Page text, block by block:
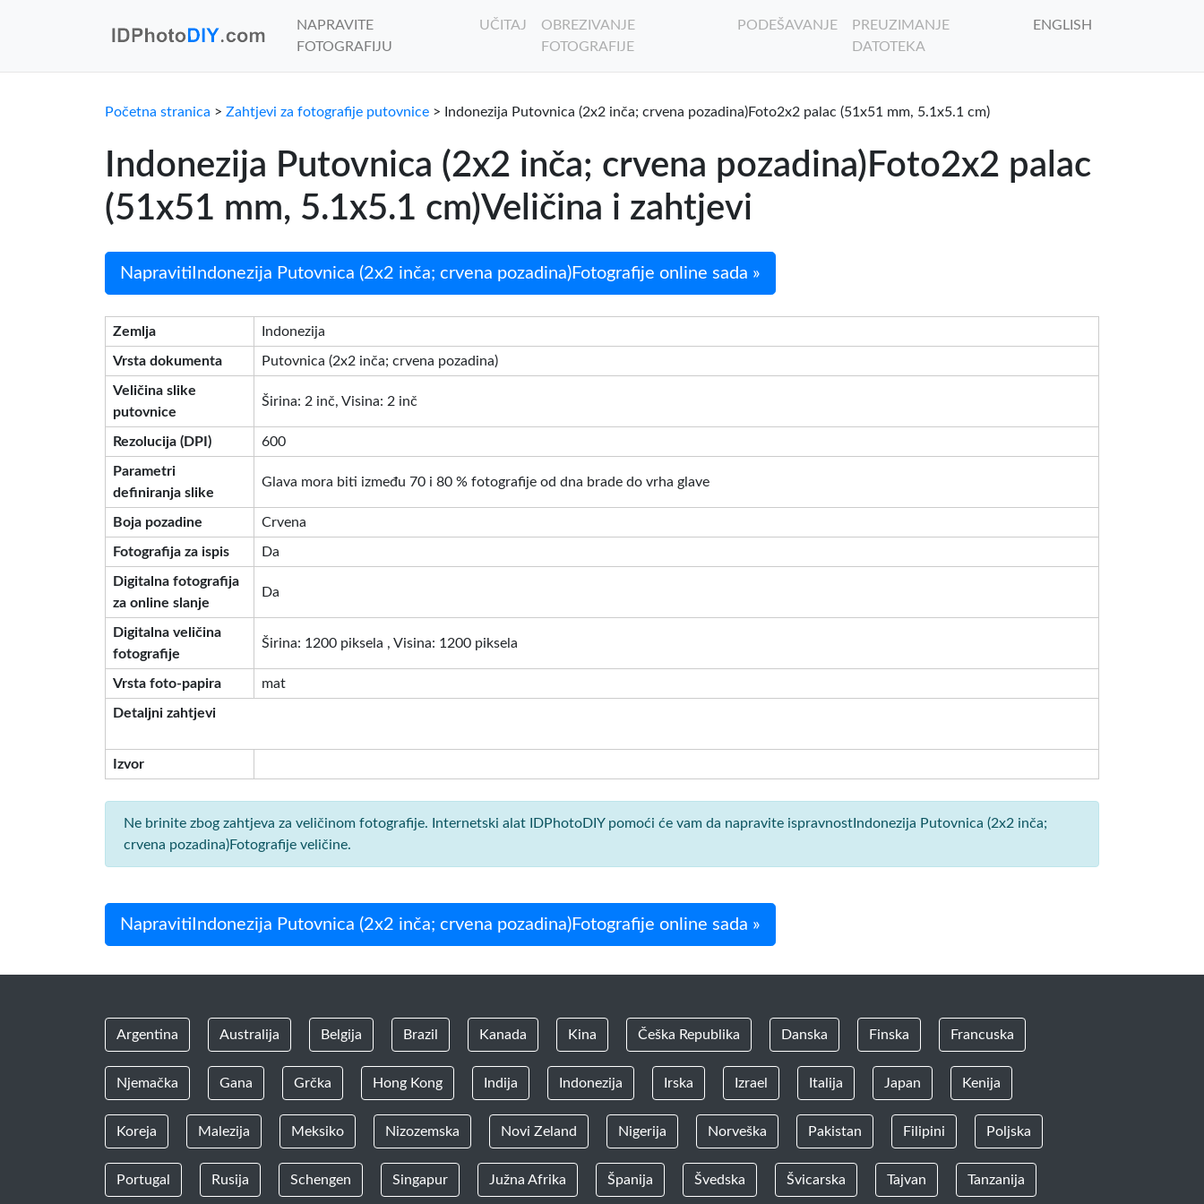
NAPRAVITE
FOTOGRAFIJU
UČITAJ
OBREZIVANJE
FOTOGRAFIJE
PODEŠAVANJE
PREUZIMANJE
DATOTEKA
ENGLISH
Početna stranica > Zahtjevi za fotografije putovnice > Indonezija Putovnica (2x2 inča; crvena pozadina)Foto2x2 palac (51x51 mm, 5.1x5.1 cm)
Indonezija Putovnica (2x2 inča; crvena pozadina)Foto2x2 palac
(51x51 mm, 5.1x5.1 cm)Veličina i zahtjevi
NapravitiIndonezija Putovnica (2x2 inča; crvena pozadina)Fotografije online sada »
Zemlja Indonezija
Vrsta dokumenta Putovnica (2x2 inča; crvena pozadina)
Veličina slike
putovnice
Širina: 2 inč, Visina: 2 inč
Rezolucija (DPI) 600
Parametri
definiranja slike
Glava mora biti između 70 i 80 % fotografije od dna brade do vrha glave
Boja pozadine Crvena
Fotografija za ispis Da
Digitalna fotografija
za online slanje
Da
Digitalna veličina
fotografije
Širina: 1200 piksela , Visina: 1200 piksela
Vrsta foto-papira mat
Detaljni zahtjevi
Izvor
Ne brinite zbog zahtjeva za veličinom fotografije. Internetski alat IDPhotoDIY pomoći će vam da napravite ispravnostIndonezija Putovnica (2x2 inča;
crvena pozadina)Fotografije veličine.
NapravitiIndonezija Putovnica (2x2 inča; crvena pozadina)Fotografije online sada »
Argentina Australija Belgija Brazil Kanada Kina Češka Republika Danska Finska Francuska
Njemačka Gana Grčka Hong Kong Indija Indonezija Irska Izrael Italija Japan Kenija
Koreja Malezija Meksiko Nizozemska Novi Zeland Nigerija Norveška Pakistan Filipini Poljska
Portugal Rusija Schengen Singapur Južna Afrika Španija Švedska Švicarska Tajvan Tanzanija